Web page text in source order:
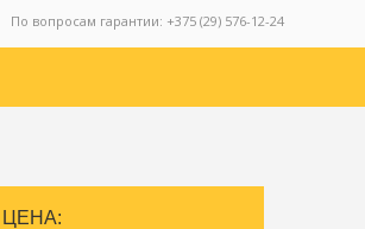
По вопросам гарантии: +375 (29) 576-12-24
ЦЕНА: